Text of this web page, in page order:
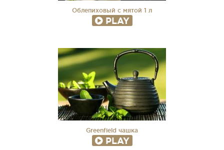
Облепиховый с мятой 1 л
PLAY
Greenfield чашка
PLAY